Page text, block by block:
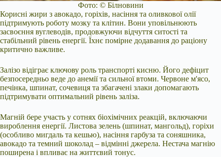
Фото: © Білновини
Корисні жири з авокадо, горіхів, насіння та оливкової олії
підтримують роботу мозку та клітин. Вони уповільнюють
засвоєння вуглеводів, продовжуючи відчуття ситості та
стабільний рівень енергії. Їхнє помірне додавання до раціону
критично важливе.
Залізо відіграє ключову роль транспорті кисню. Його дефіцит
безпосередньо веде до анемії та сильної втоми. Червоне м'ясо,
печінка, шпинат, сочевиця та збагачені злаки допомагають
підтримувати оптимальний рівень заліза.
Магній бере участь у сотнях біохімічних реакцій, включаючи
вироблення енергії. Листова зелень (шпинат, мангольд), горіхи
(особливо мигдаль та кешью), насіння гарбуза та соняшника,
авокадо та темний шоколад – відмінні джерела. Нестача магнію
поширена і впливає на життєвий тонус.